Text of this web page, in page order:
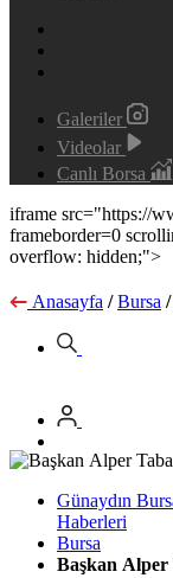
Galeriler
Videolar
Canlı Borsa
iframe src="https://
frameborder=0 scrolling="no" style=" width: 720px; height:400px;
overflow: hidden;">
Anasayfa / Bursa /
Günaydın
Haberleri
Bursa
Başkan Alper